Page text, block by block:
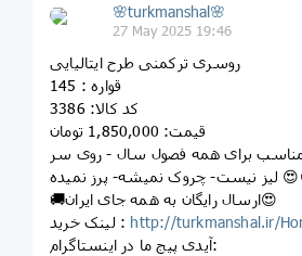
🌸turkmanshal🌸
27 May 2025 19:46
روسری ترکمنی طرح ایتالیایی
قواره : 145
کد کالا: 3386
قیمت: 1,850,000 تومان
برای همه فصول سال - روی سر
پرز نمیده 😍😍
🚚ارسال رایگان به همه جای ایران😍
لینک خرید : http://turkmanshal.ir/
آیدی پیج ما در اینستاگرام: